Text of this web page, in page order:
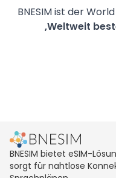
BNESIM ist der
‚Weltweit
BNESIM bietet eSIM-
sorgt für nahtlose